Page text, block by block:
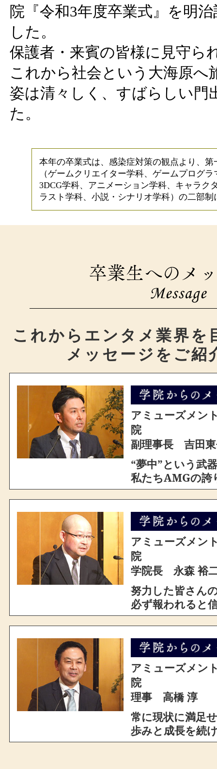
院『令和3年度卒業式』を明
した。
保護者・来賓の皆様に見守ら
これから社会という大海原へ
姿は清々しく、すばらしい門
た。
本年の卒業式は、感染症対策の観点より、
（ゲームクリエイター学科、ゲームプログ
3DCG学科、アニメーション学科、キャラク
ラスト学科、小説・シナリオ学科）の二部
これからエンタメ業界を
メッセージをご紹
アミューズメン
院
副理事長 吉田
“夢中”という武
私たちAMGの誇
アミューズメン
院
学院長 永森 裕
努力した皆さん
必ず報われると
アミューズメン
院
理事 高橋 淳
常に現状に満足
歩みと成長を続